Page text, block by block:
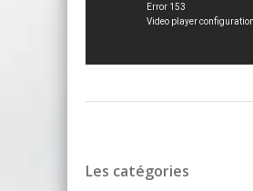
Les catégories